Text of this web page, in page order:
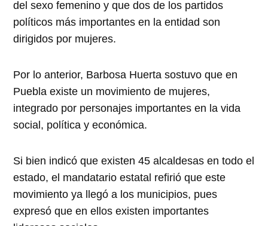
del sexo femenino y que dos de los partidos
políticos más importantes en la entidad son
dirigidos por mujeres.
Por lo anterior, Barbosa Huerta sostuvo que en
Puebla existe un movimiento de mujeres,
integrado por personajes importantes en la vida
social, política y económica.
Si bien indicó que existen 45 alcaldesas en todo el
estado, el mandatario estatal refirió que este
movimiento ya llegó a los municipios, pues
expresó que en ellos existen importantes